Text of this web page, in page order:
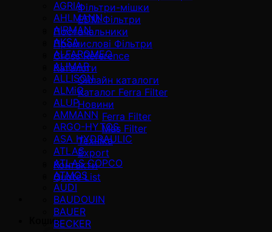
Фільтри-мішки
EDM Фільтри
Постачальники
Промислові Фільтри
Cross Reference
Каталоги
Онлайн каталоги
Каталог Ferra Filter
Новини
Ferra Filter
Mas Filter
Техніка
Export
Контакти
Quote List
Кошик
AGRIA
AHLMANN
AIRMAN
AKSA
ALFAROMEO
ALIMAR
ALLISON
ALMiG
ALUP
AMMANN
ARGO-HYTOS
ASA HYDRAULIC
ATLAS
ATLAS COPCO
ATMOS
AUDI
BAUDOUIN
BAUER
BECKER